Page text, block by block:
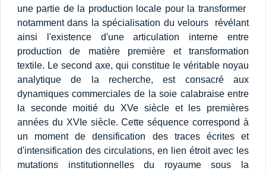
une partie de la production locale pour la transformer 
notamment dans la spécialisation du velours  révélant
ainsi l'existence d'une articulation interne entre
production de matière première et transformation
textile. Le second axe, qui constitue le véritable noyau
analytique de la recherche, est consacré aux
dynamiques commerciales de la soie calabraise entre
la seconde moitié du XVe siècle et les premières
années du XVIe siècle. Cette séquence correspond à
un moment de densification des traces écrites et
d'intensification des circulations, en lien étroit avec les
mutations institutionnelles du royaume sous la